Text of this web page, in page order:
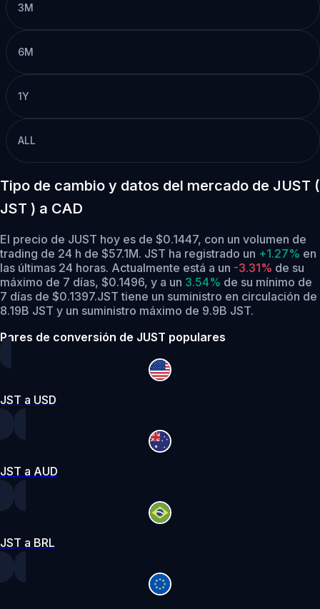
3M
6M
1Y
ALL
Tipo de cambio y datos del mercado de JUST (
JST ) a CAD
El precio de JUST hoy es de $0.1447, con un volumen de
trading de 24 h de $57.1M. JST ha registrado un +1.27% en
las últimas 24 horas. Actualmente está a un -3.31% de su
máximo de 7 días, $0.1496, y a un 3.54% de su mínimo de
7 días de $0.1397.JST tiene un suministro en circulación de
8.19B JST y un suministro máximo de 9.9B JST.
Pares de conversión de JUST populares
JST a USD
JST a AUD
JST a BRL